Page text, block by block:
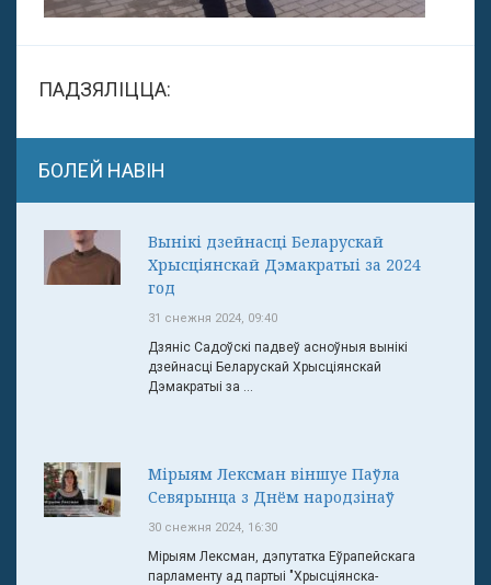
ПАДЗЯЛІЦЦА:
БОЛЕЙ НАВІН
Вынікі дзейнасці Беларускай
Хрысціянскай Дэмакратыі за 2024
год
31 снежня 2024, 09:40
Дзяніс Садоўскі падвеў асноўныя вынікі
дзейнасці Беларускай Хрысціянскай
Дэмакратыі за ...
Мірыям Лексман віншуе Паўла
Севярынца з Днём народзінаў
30 снежня 2024, 16:30
Мірыям Лексман, дэпутатка Еўрапейскага
парламенту ад партыі "Хрысціянска-